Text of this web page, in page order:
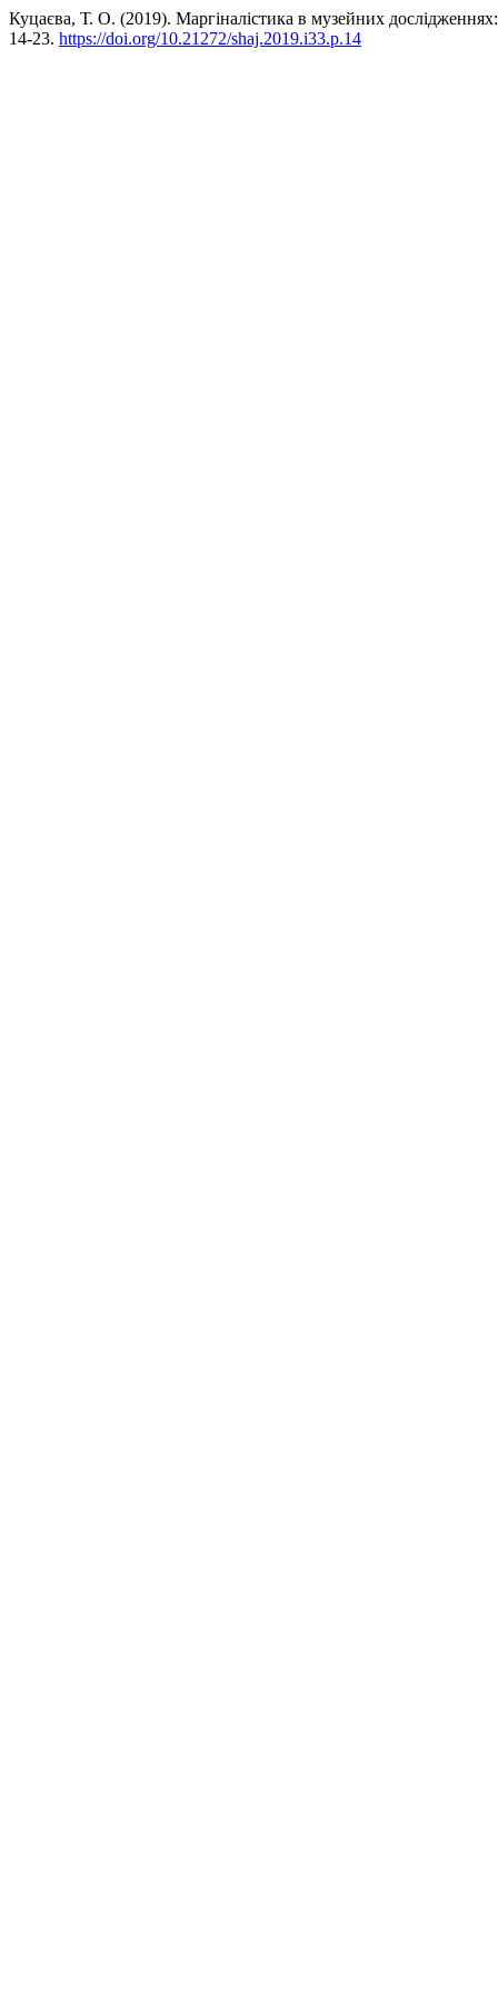
Куцаєва, Т. О. (2019). Маргіналістика в музейних
14-23. https://doi.org/10.21272/shaj.2019.i33.p.14